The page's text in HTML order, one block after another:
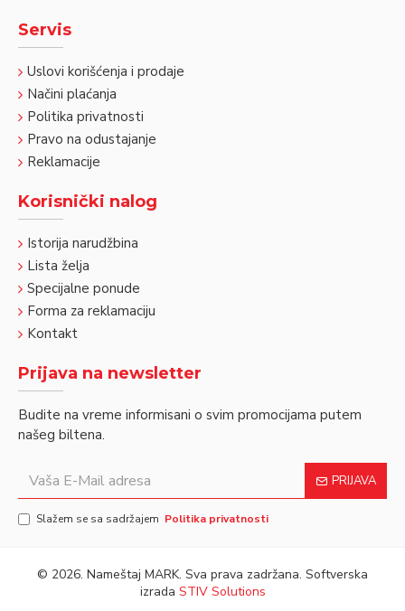
Servis
Uslovi korišćenja i prodaje
Načini plaćanja
Politika privatnosti
Pravo na odustajanje
Reklamacije
Korisnički nalog
Istorija narudžbina
Lista želja
Specijalne ponude
Forma za reklamaciju
Kontakt
Prijava na newsletter
Budite na vreme informisani o svim promocijama putem
našeg biltena.
PRIJAVA
Slažem se sa sadržajem Politika privatnosti
© 2026. Nameštaj MARK. Sva prava zadržana. Softverska
izrada STIV Solutions